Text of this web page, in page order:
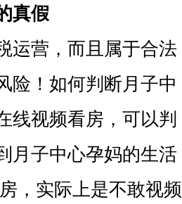
真假
营，而且属于合法
险！如何判断月子中
线视频看房，可以判
月子中心孕妈的生活
，实际上是不敢视频